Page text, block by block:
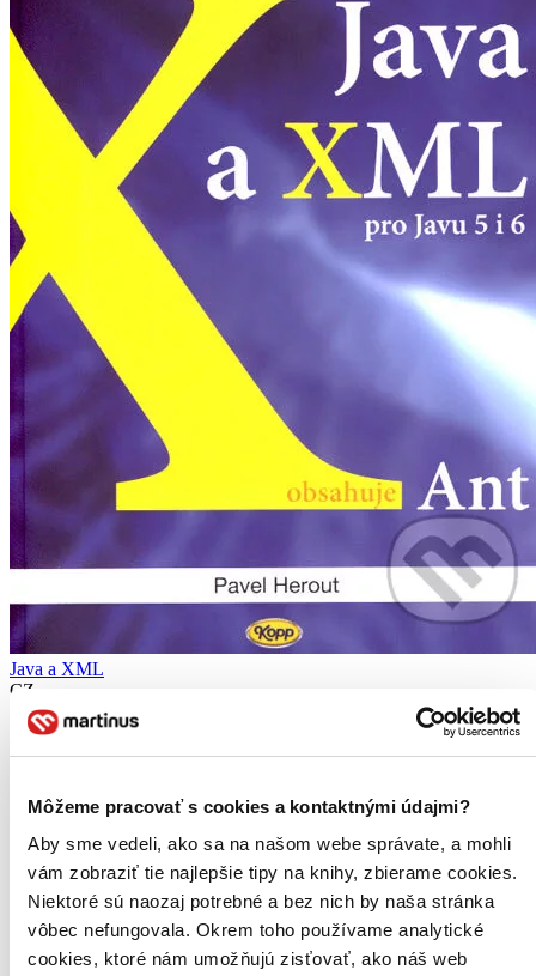
Môžeme pracovať s cookies a kontaktnými údajmi?
Aby sme vedeli, ako sa na našom webe správate, a mohli
vám zobraziť tie najlepšie tipy na knihy, zbierame cookies.
Niektoré sú naozaj potrebné a bez nich by naša stránka
vôbec nefungovala. Okrem toho používame analytické
cookies, ktoré nám umožňujú zisťovať, ako náš web
Java a XML
CZ
pro Javu 5 i 6
Pavel Herout
programovacím jazyce Java. Jedná se o SAX, DOM, StAX a
JAXB, jejichž použití je vysvětlováno na množství příkladů. Jako
bonus jsou zde popsány dvě oblasti týkající se nejen XML.
Kniha brožovaná väzba
11,30 €
Do 4 – 6 dní
Tento produkt momentálne nemáme na sklade, ale zvyčajne